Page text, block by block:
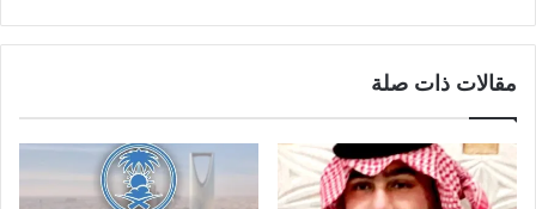
مقالات ذات صلة